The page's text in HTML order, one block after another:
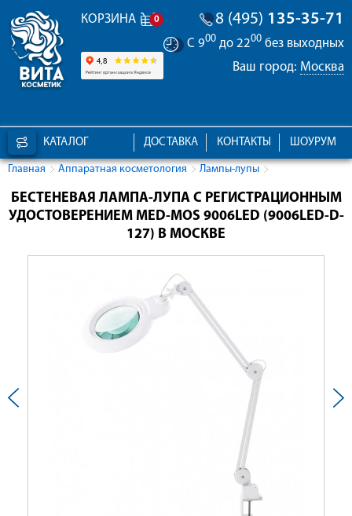
КОРЗИНА 0 8 (495) 135-35-71
С 900 до 2200 без выходных
Ваш город: Москва
КАТАЛОГ ШОУРУМ
КОНТАКТЫ
ДОСТАВКА
Главная Аппаратная косметология Лампы-лупы
БЕСТЕНЕВАЯ ЛАМПА-ЛУПА С РЕГИСТРАЦИОННЫМ
УДОСТОВЕРЕНИЕМ MED-MOS 9006LED (9006LED-D-
127) В МОСКВЕ